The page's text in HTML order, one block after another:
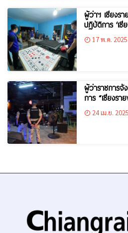
ผู้ว่าฯ เชียงร
ปฏิบัติการ ‘เชี
กลางเมือง ร
กลางเงินสด-ย
17 พ.ค. 2025
ผู้ว่าราชการจั
การ “เชียงรา
ป้องกันและปร
24 เม.ย. 2025